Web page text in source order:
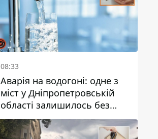
08:33
Аварія на водогоні: одне з
міст у Дніпропетровській
області залишилось без
води